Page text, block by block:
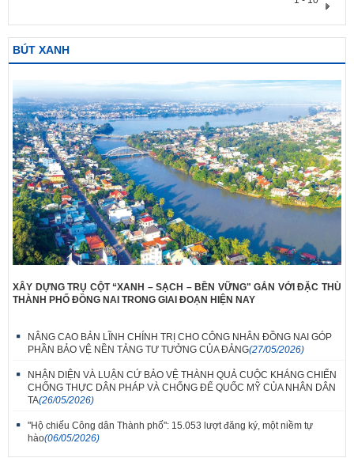
BÚT XANH
XÂY DỰNG TRỤ CỘT “XANH – SẠCH – BỀN VỮNG" GẮN VỚI ĐẶC THÙ
THÀNH PHỐ ĐỒNG NAI TRONG GIAI ĐOẠN HIỆN NAY
NÂNG CAO BẢN LĨNH CHÍNH TRỊ CHO CÔNG NHÂN ĐỒNG NAI GÓP
PHẦN BẢO VỆ NỀN TẢNG TƯ TƯỞNG CỦA ĐẢNG(27/05/2026)
NHẬN DIỆN VÀ LUẬN CỨ BẢO VỆ THÀNH QUẢ CUỘC KHÁNG CHIẾN
CHỐNG THỰC DÂN PHÁP VÀ CHỐNG ĐẾ QUỐC MỸ CỦA NHÂN DÂN
TA(26/05/2026)
"Hộ chiếu Công dân Thành phố": 15.053 lượt đăng ký, một niềm tự
hào(06/05/2026)